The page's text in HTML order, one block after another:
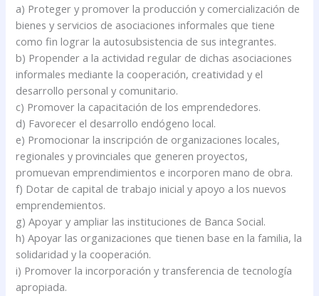
a) Proteger y promover la producción y comercialización de
bienes y servicios de asociaciones informales que tiene
como fin lograr la autosubsistencia de sus integrantes.
b) Propender a la actividad regular de dichas asociaciones
informales mediante la cooperación, creatividad y el
desarrollo personal y comunitario.
c) Promover la capacitación de los emprendedores.
d) Favorecer el desarrollo endógeno local.
e) Promocionar la inscripción de organizaciones locales,
regionales y provinciales que generen proyectos,
promuevan emprendimientos e incorporen mano de obra.
f) Dotar de capital de trabajo inicial y apoyo a los nuevos
emprendemientos.
g) Apoyar y ampliar las instituciones de Banca Social.
h) Apoyar las organizaciones que tienen base en la familia, la
solidaridad y la cooperación.
i) Promover la incorporación y transferencia de tecnología
apropiada.